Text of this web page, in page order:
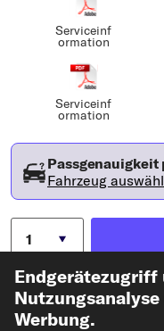
Serviceinf
ormation
Serviceinf
ormation
Passgenauigkeit
Fahrzeug
Werbung.